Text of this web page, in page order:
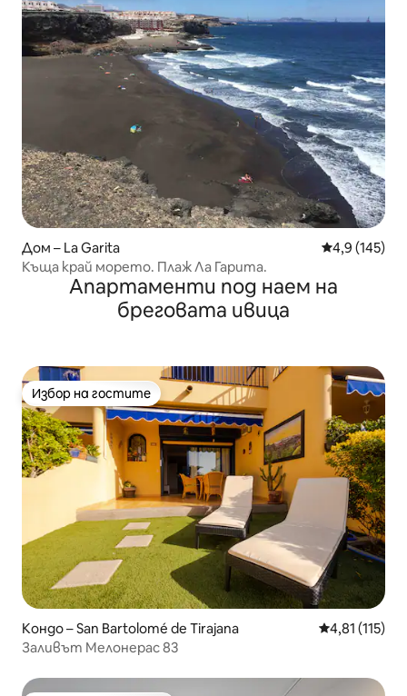
Дом – La Garita Средна
4,9 (145)
Къща край морето. Плаж Ла Гарита.
Апартаменти под наем на
бреговата ивица
Избор на гостите
Избор на гостите
Кондо – San Bartolomé de Tirajana Средна
4,81 (115)
Заливът Мелонерас 83